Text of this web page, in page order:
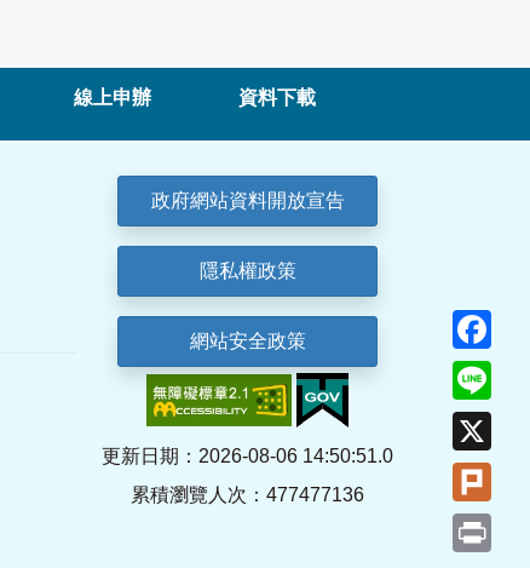
線上申辦 資料下載
政府網站資料開放宣告
隱私權政策
網站安全政策
更新日期：2026-08-06 14:50:51.0
累積瀏覽人次：477477136